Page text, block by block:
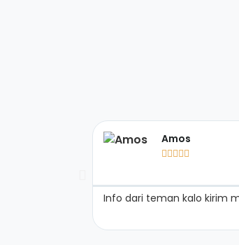
Amos

Info dari teman kalo kirim